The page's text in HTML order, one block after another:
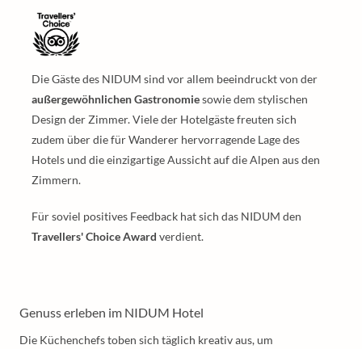
Die Gäste des NIDUM sind vor allem beeindruckt von der
außergewöhnlichen Gastronomiesowie dem stylischen
Design der Zimmer. Viele der Hotelgäste freuten sich
zudem über die für Wanderer hervorragende Lage des
Hotels und die einzigartige Aussicht auf die Alpen aus den
Zimmern.
Für soviel positives Feedback hat sich das NIDUM den
Travellers' Choice Award verdient.
Genuss erleben im NIDUM Hotel
Die Küchenchefs toben sich täglich kreativ aus, um